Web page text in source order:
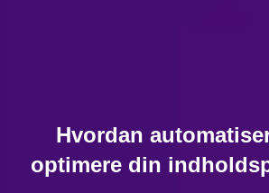
Hvordan
optimere din